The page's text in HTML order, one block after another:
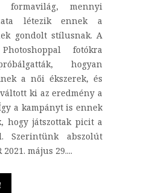
mennyi
létezik ennek a
gondolt stílusnak. A
fotókra
hogyan
a női ékszerek, és
ki az eredmény a
a kampányt is ennek
hogy játszottak picit a
Szerintünk abszolút
május 29....